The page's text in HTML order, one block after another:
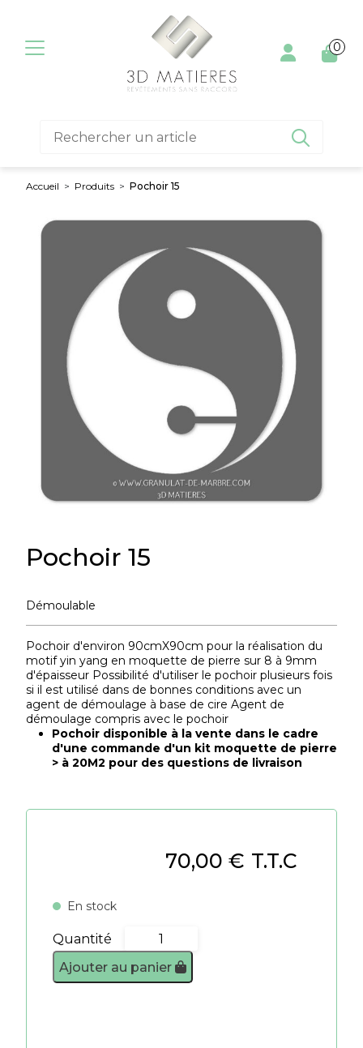
 0
Accueil > Produits > Pochoir 15
Pochoir 15
Démoulable
Pochoir d'environ 90cmX90cm pour la réalisation du
motif yin yang en moquette de pierre sur 8 à 9mm
d'épaisseur Possibilité d'utiliser le pochoir plusieurs fois
si il est utilisé dans de bonnes conditions avec un
agent de démoulage à base de cire Agent de
démoulage compris avec le pochoir
Pochoir disponible à la vente dans le cadre
d'une commande d'un kit moquette de pierre
> à 20M2 pour des questions de livraison
70,00 € T.T.C
quantité
de
Pochoir
Quantité
Ajouter au panier
En stock